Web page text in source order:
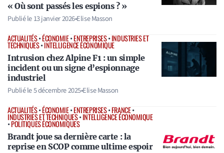
« Où sont passés les espions ? »
Publié le13 janvier 2026•Elise Masson
ACTUALITÉS•ÉCONOMIE•ENTREPRISES•INDUSTRIES ET
TECHNIQUES•INTELLIGENCE ÉCONOMIQUE
Intrusion chez Alpine F1 : un simple
incident ou un signe d’espionnage
industriel
Publié le5 décembre 2025•Elise Masson
ACTUALITÉS•ÉCONOMIE•ENTREPRISES•FRANCE•
INDUSTRIES ET TECHNIQUES•INTELLIGENCE ÉCONOMIQUE
•POLITIQUES ÉCONOMIQUES
Brandt joue sa dernière carte : la
reprise en SCOP comme ultime espoir